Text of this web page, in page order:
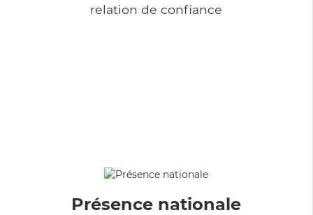
relation de confiance
Présence nationale